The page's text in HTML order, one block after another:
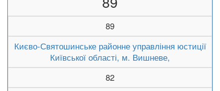
89
Києво-Святошинське районне управління юстиції
Київської області, м. Вишневе,
82